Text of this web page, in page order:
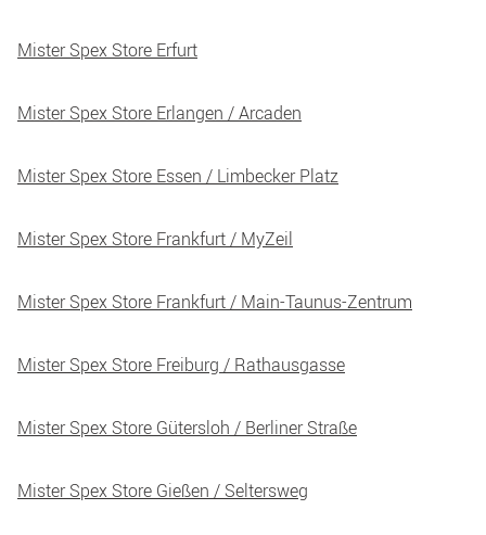
Mister Spex Store Erfurt
Mister Spex Store Erlangen / Arcaden
Mister Spex Store Essen / Limbecker Platz
Mister Spex Store Frankfurt / MyZeil
Mister Spex Store Frankfurt / Main-Taunus-Zentrum
Mister Spex Store Freiburg / Rathausgasse
Mister Spex Store Gütersloh / Berliner Straße
Mister Spex Store Gießen / Seltersweg